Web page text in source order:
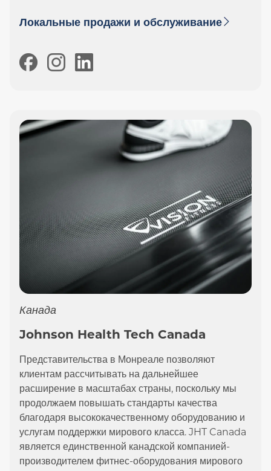
Локальные продажи и обслуживание
Канада
Johnson Health Tech Canada
Представительства в Монреале позволяют
клиентам рассчитывать на дальнейшее
расширение в масштабах страны, поскольку мы
продолжаем повышать стандарты качества
благодаря высококачественному оборудованию и
услугам поддержки мирового класса. JHT Canada
является единственной канадской компанией-
производителем фитнес-оборудования мирового